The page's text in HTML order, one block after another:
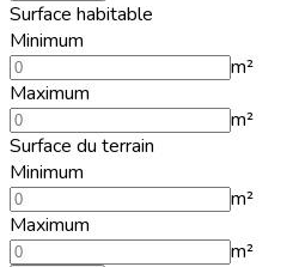
Surface habitable
Minimum
m²
Maximum
m²
Surface du terrain
Minimum
m²
Maximum
m²